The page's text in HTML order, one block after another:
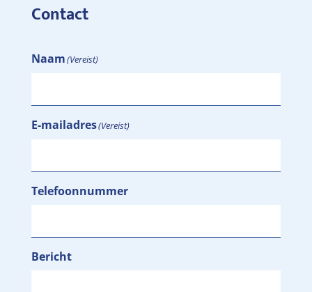
Contact
Naam(Vereist)
E-mailadres(Vereist)
Telefoonnummer
Bericht